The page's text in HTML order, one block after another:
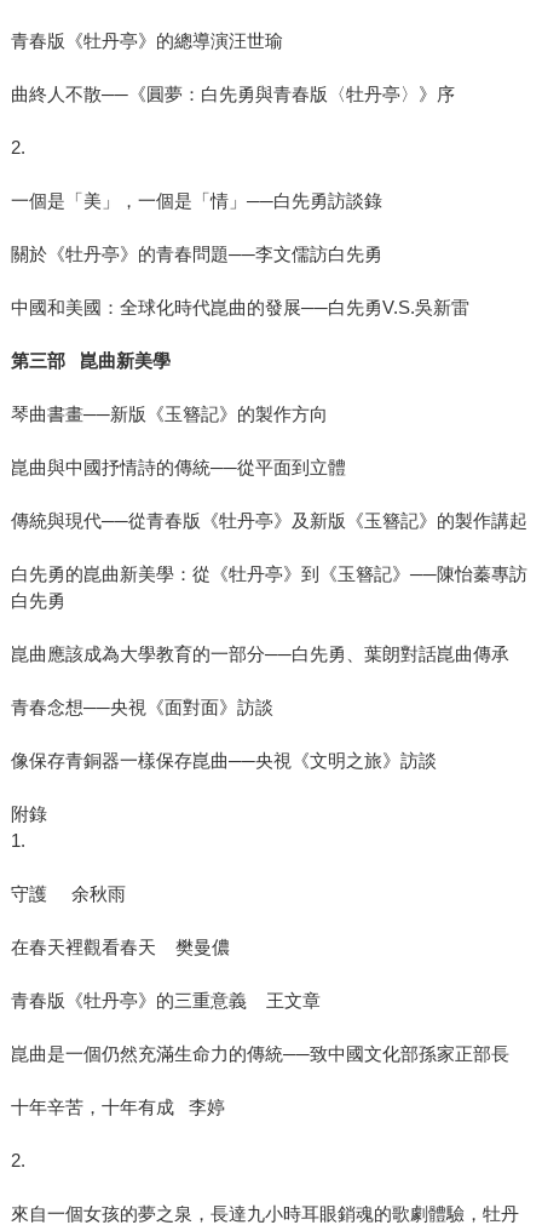
青春版《牡丹亭》的總導演汪世瑜
曲終人不散──《圓夢：白先勇與青春版〈牡丹亭〉》序
2.
一個是「美」，一個是「情」──白先勇訪談錄
關於《牡丹亭》的青春問題──李文儒訪白先勇
中國和美國：全球化時代崑曲的發展──白先勇V.S.吳新雷
第三部 崑曲新美學
琴曲書畫──新版《玉簪記》的製作方向
崑曲與中國抒情詩的傳統──從平面到立體
傳統與現代──從青春版《牡丹亭》及新版《玉簪記》的製作講起
白先勇的崑曲新美學：從《牡丹亭》到《玉簪記》──陳怡蓁專訪
白先勇
崑曲應該成為大學教育的一部分──白先勇、葉朗對話崑曲傳承
青春念想──央視《面對面》訪談
像保存青銅器一樣保存崑曲──央視《文明之旅》訪談
附錄
1.
守護 余秋雨
在春天裡觀看春天 樊曼儂
青春版《牡丹亭》的三重意義 王文章
崑曲是一個仍然充滿生命力的傳統──致中國文化部孫家正部長
十年辛苦，十年有成 李婷
2.
來自一個女孩的夢之泉，長達九小時耳眼銷魂的歌劇體驗，牡丹